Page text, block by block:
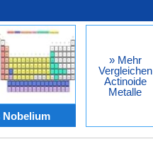
» Mehr
Vergleichen
Actinoide
Metalle